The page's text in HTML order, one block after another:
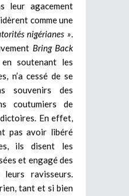
leur agacement
comme une
nigérianes ».
Bring Back
soutenant les
n’a cessé de se
souvenirs des
coutumiers de
En effet,
pas avoir libéré
ils disent les
et engagé des
ravisseurs.
tant et si bien